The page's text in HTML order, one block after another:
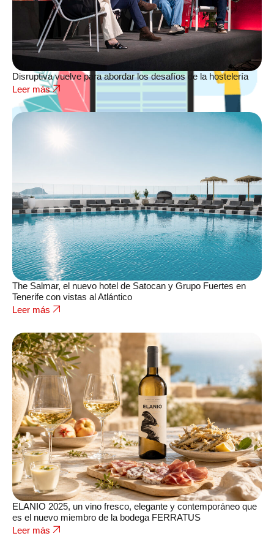
Disruptiva vuelve para abordar los desafíos de la hostelería
Leer más
The Salmar, el nuevo hotel de Satocan y Grupo Fuertes en
Tenerife con vistas al Atlántico
Leer más
ELANIO 2025, un vino fresco, elegante y contemporáneo que
es el nuevo miembro de la bodega FERRATUS
Leer más